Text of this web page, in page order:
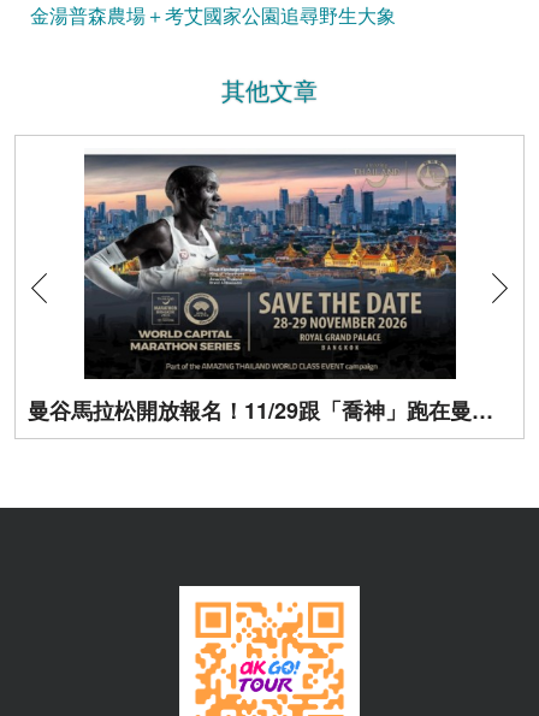
金湯普森農場＋考艾國家公園追尋野生大象
其他文章
曼谷馬拉松開放報名！11/29跟「喬神」跑在曼谷街頭